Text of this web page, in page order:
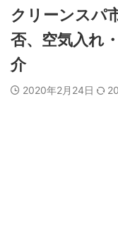
クリーンスパ
否、空気入れ
介
2020年2月24日